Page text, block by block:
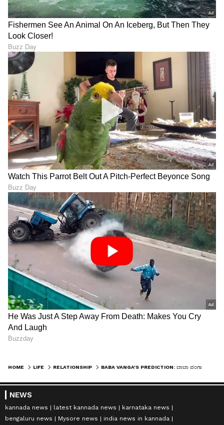
HOME LIFE RELATIONSHIP
NEWS
kannada news latest kannada news
karnataka news
bengaluru news
Mysore news
india news in kannada